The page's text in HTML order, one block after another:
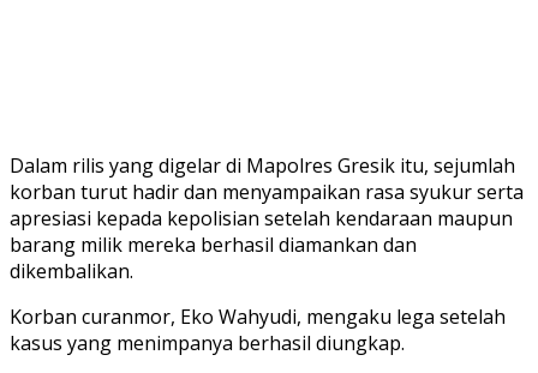
Dalam rilis yang digelar di Mapolres Gresik itu, sejumlah
korban turut hadir dan menyampaikan rasa syukur serta
apresiasi kepada kepolisian setelah kendaraan maupun
barang milik mereka berhasil diamankan dan
dikembalikan.
Korban curanmor, Eko Wahyudi, mengaku lega setelah
kasus yang menimpanya berhasil diungkap.